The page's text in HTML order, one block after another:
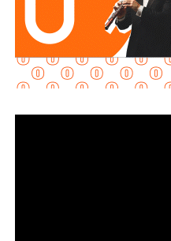
reuniones, por lo que se